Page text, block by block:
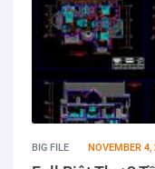
BIG FILE NOVEMBER